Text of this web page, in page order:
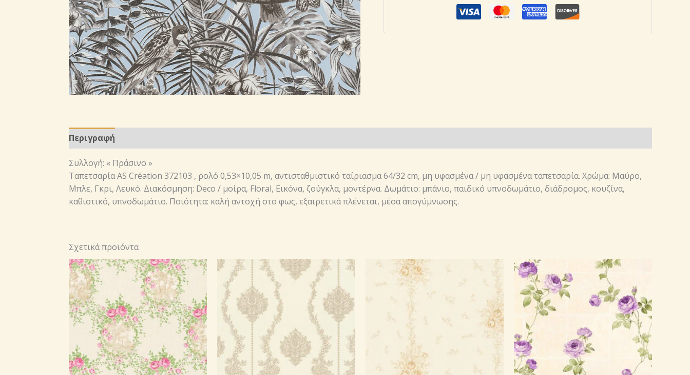
Περιγραφή
Συλλογή: « Πράσινο »
Ταπετσαρία AS Création 372103 , ρολό 0,53×10,05 m, αντισταθμιστικό ταίριασμα 64/32 cm, μη υφασμένα / μη υφασμένα ταπετσαρία. Χρώμα: Μαύρο,
Μπλε, Γκρι, Λευκό. Διακόσμηση: Deco / μοίρα, Floral, Εικόνα, ζούγκλα, μοντέρνα. Δωμάτιο: μπάνιο, παιδικό υπνοδωμάτιο, διάδρομος, κουζίνα,
καθιστικό, υπνοδωμάτιο. Ποιότητα: καλή αντοχή στο φως, εξαιρετικά πλένεται, μέσα απογύμνωσης.
Σχετικά προϊόντα